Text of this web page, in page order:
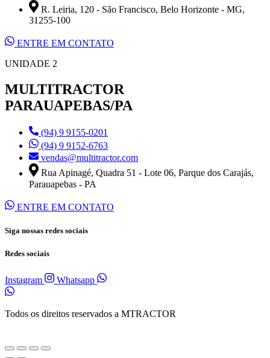
R. Leiria, 120 - São Francisco, Belo Horizonte - MG,
31255-100
ENTRE EM CONTATO
UNIDADE 2
MULTITRACTOR
PARAUAPEBAS/PA
(94) 9 9155-0201
(94) 9 9152-6763
vendas@multitractor.com
Rua Apinagé, Quadra 51 - Lote 06, Parque dos Carajás,
Parauapebas - PA
ENTRE EM CONTATO
Siga nossas redes sociais
Redes sociais
Instagram Whatsapp
Todos os direitos reservados a MTRACTOR